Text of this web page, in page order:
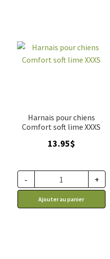
Harnais pour chiens
Comfort soft lime XXXS
13.95$
- +
Ajouter au panier